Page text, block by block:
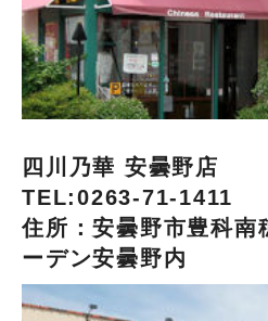
四川乃華 安曇野店
TEL:0263-71-1411
住所：安曇野市豊科
ーデン安曇野内